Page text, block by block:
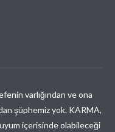
varlığından ve ona
şüphemiz yok. KARMA,
içerisinde olabileceği